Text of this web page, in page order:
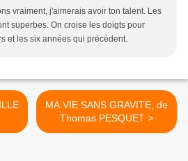
vraiment, j'aimerais avoir ton talent. Les
superbes. On croise les doigts pour
et les six années qui précèdent.
MA VIE SANS GRAVITE, de
Thomas PESQUET >